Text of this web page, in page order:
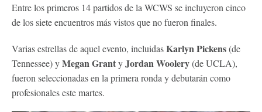
Entre los primeros 14 partidos de la WCWS se incluyeron cinco
de los siete encuentros más vistos que no fueron finales.
Varias estrellas de aquel evento, incluidasKarlyn Pickens(de
Tennessee) yMegan GrantyJordan Woolery(de UCLA),
fueron seleccionadas en la primera ronda y debutarán como
profesionales este martes.